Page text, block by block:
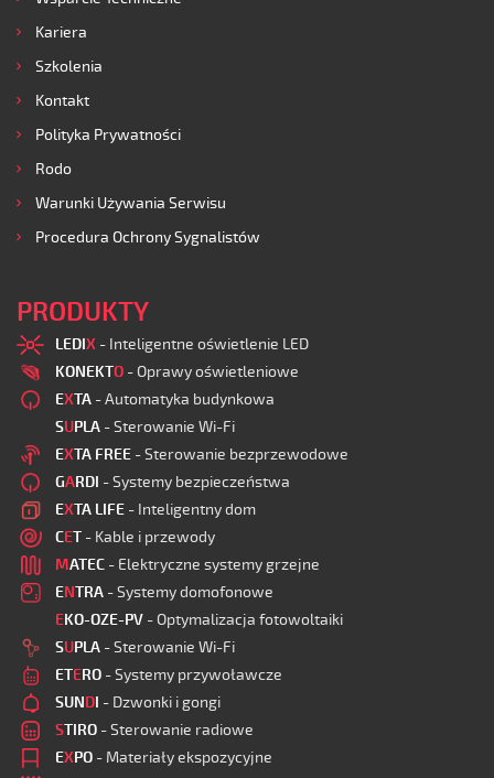
Kariera
Szkolenia
Kontakt
Polityka Prywatności
Rodo
Warunki Używania Serwisu
Procedura Ochrony Sygnalistów
PRODUKTY
LEDIX - Inteligentne oświetlenie LED
KONEKTO - Oprawy oświetleniowe
EXTA - Automatyka budynkowa
SUPLA - Sterowanie Wi-Fi
EXTA FREE - Sterowanie bezprzewodowe
GARDI - Systemy bezpieczeństwa
EXTA LIFE - Inteligentny dom
CET - Kable i przewody
MATEC - Elektryczne systemy grzejne
ENTRA - Systemy domofonowe
EKO-OZE-PV - Optymalizacja fotowoltaiki
SUPLA - Sterowanie Wi-Fi
ETERO - Systemy przywoławcze
SUNDI - Dzwonki i gongi
STIRO - Sterowanie radiowe
EXPO - Materiały ekspozycyjne